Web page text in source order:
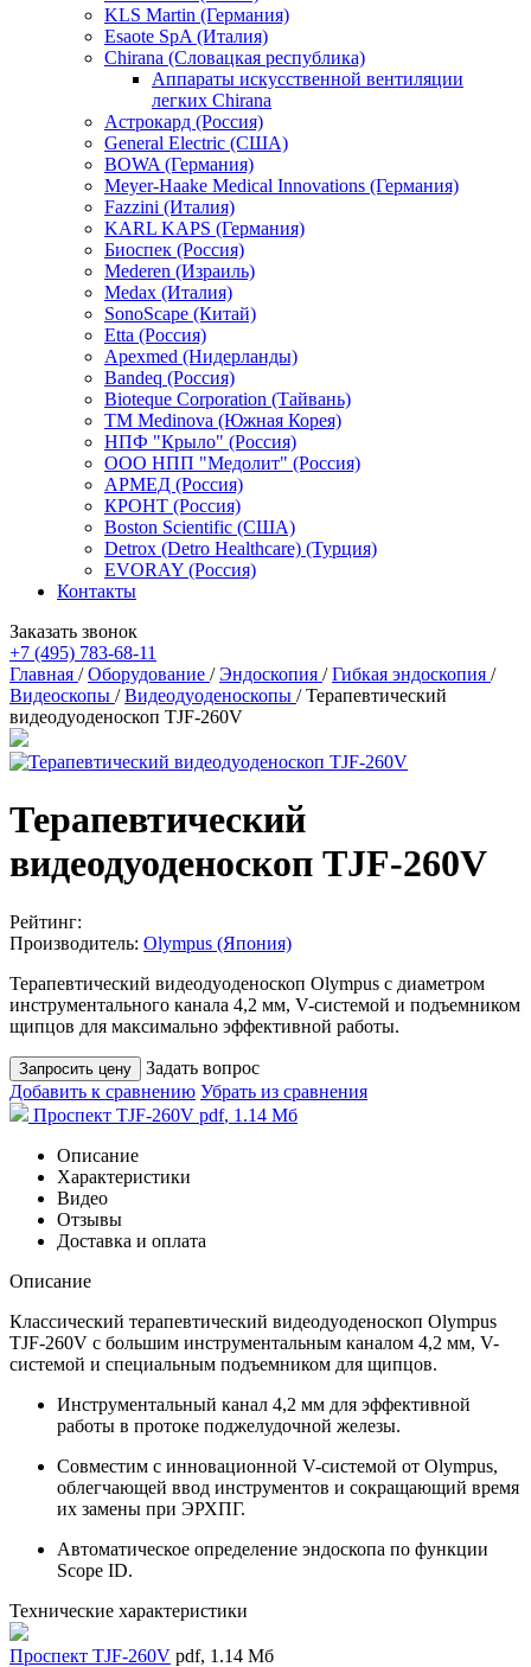
KLS Martin (Германия)
Esaote SpA (Италия)
Chirana (Словацкая республика)
Аппараты искусственной вентиляции
легких Chirana
Астрокард (Россия)
General Electric (США)
BOWA (Германия)
Meyer-Haake Medical Innovations (Германия)
Fazzini (Италия)
KARL KAPS (Германия)
Биоспек (Россия)
Mederen (Израиль)
Medax (Италия)
SonoScape (Китай)
Etta (Россия)
Apexmed (Нидерланды)
Bandeq (Россия)
Bioteque Corporation (Тайвань)
TM Medinova (Южная Корея)
НПФ "Крыло" (Россия)
ООО НПП "Медолит" (Россия)
АРМЕД (Россия)
КРОНТ (Россия)
Boston Scientific (США)
Detrox (Detro Healthcare) (Турция)
EVORAY (Россия)
Контакты
Заказать звонок
+7 (495) 783-68-11
Главная /Оборудование /Эндоскопия /Гибкая эндоскопия /
Видеоскопы /Видеодуоденоскопы /Терапевтический
видеодуоденоскоп TJF-260V
Терапевтический
видеодуоденоскоп TJF-260V
Рейтинг:
Производитель: Olympus (Япония)
Терапевтический видеодуоденоскоп Olympus с диаметром
инструментального канала 4,2 мм, V-системой и подъемником
щипцов для максимально эффективной работы.
Запросить цену
Задать вопрос
Добавить к сравнению Убрать из сравнения
Проспект TJF-260V pdf, 1.14 Мб
Описание
Характеристики
Видео
Отзывы
Доставка и оплата
Описание
Классический терапевтический видеодуоденоскоп Olympus
TJF-260V с большим инструментальным каналом 4,2 мм, V-
системой и специальным подъемником для щипцов.
Инструментальный канал 4,2 мм для эффективной
работы в протоке поджелудочной железы.
Совместим с инновационной V-системой от Olympus,
облегчающей ввод инструментов и сокращающий время
их замены при ЭРХПГ.
Автоматическое определение эндоскопа по функции
Scope ID.
Технические характеристики
Проспект TJF-260V pdf, 1.14 Мб